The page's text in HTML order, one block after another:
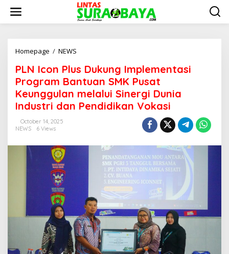
i
Homepage / NEWS
N
I
c
o
n
m
p
l
e
PLN Icon Plus Dukung Implementasi
Program Bantuan SMK Pusat
Keunggulan melalui Sinergi Dunia
Industri dan Pendidikan Vokasi
October 14, 2025
NEWS
6 Views